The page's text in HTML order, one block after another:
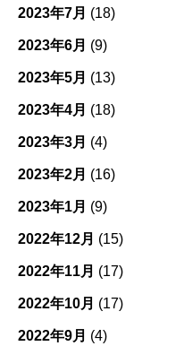
2023年7月 (18)
2023年6月 (9)
2023年5月 (13)
2023年4月 (18)
2023年3月 (4)
2023年2月 (16)
2023年1月 (9)
2022年12月 (15)
2022年11月 (17)
2022年10月 (17)
2022年9月 (4)